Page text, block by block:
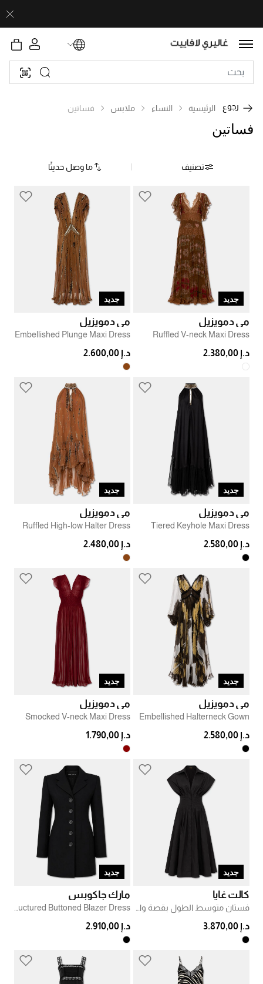
رجوع الرئيسية النساء ملابس فساتين
فساتين
ما وصل حديثًا تصنيف
جديد
مي دمويزيل
Ruffled V-neck Maxi Dress
د.إ 2.380,00
جديد
مي دمويزيل
Embellished Plunge Maxi Dress
د.إ 2.600,00
جديد
مي دمويزيل
Tiered Keyhole Maxi Dress
د.إ 2.580,00
جديد
مي دمويزيل
Ruffled High-low Halter Dress
د.إ 2.480,00
جديد
مي دمويزيل
Embellished Halterneck Gown
د.إ 2.580,00
جديد
مي دمويزيل
Smocked V-neck Maxi Dress
د.إ 1.790,00
جديد
كالت غايا
د.إ 3.870,00
جديد
مارك جاكوبس
د.إ 2.910,00